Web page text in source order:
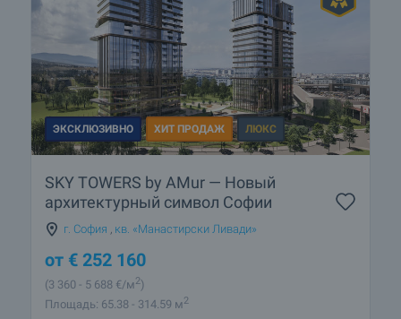
ЭКСКЛЮЗИВНО ХИТ ПРОДАЖ ЛЮКС
SKY TOWERS by AMur — Новый
архитектурный символ Софии
г. София кв. «Манастирски Ливади»
от € 252 160
(3 360 - 5 688 €/м2)
Площадь: 65.38 - 314.59 м2